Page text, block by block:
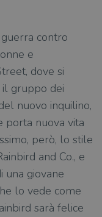
contro
e
dove si
il gruppo dei
nuovo inquilino,
porta nuova vita
però, lo stile
and Co., e
una giovane
lo vede come
sarà felice